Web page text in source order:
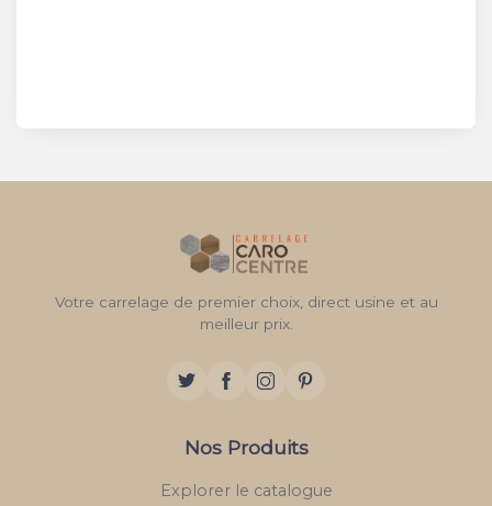
Votre carrelage de premier choix, direct usine et au
meilleur prix.
Nos Produits
Explorer le catalogue